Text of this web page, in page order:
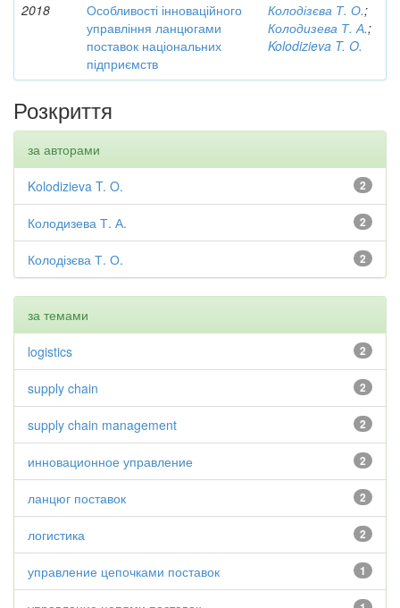
2018
Особливості інноваційного
управління ланцюгами
поставок національних
підприємств
Колодізєва Т. О.;
Колодизева Т. А.;
Kolodizieva T. O.
Розкриття
за авторами
2
Kolodizieva T. O.
2
Колодизева Т. А.
2
Колодізєва Т. О.
за темами
2
logistics
2
supply chain
2
supply chain management
2
инновационное управление
2
ланцюг поставок
2
логистика
1
управление цепочками поставок